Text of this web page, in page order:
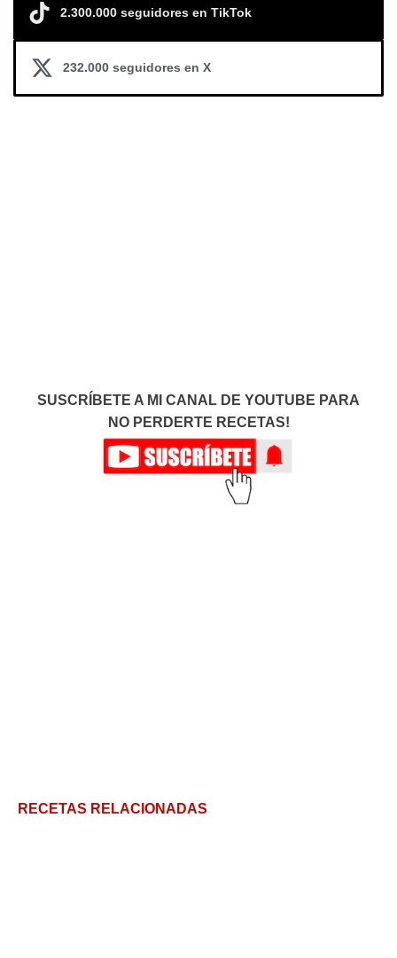
2.300.000 seguidores en TikTok
232.000 seguidores en X
SUSCRÍBETE A MI CANAL DE YOUTUBE PARA
NO PERDERTE RECETAS!
RECETAS RELACIONADAS